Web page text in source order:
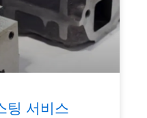
팅 서비스